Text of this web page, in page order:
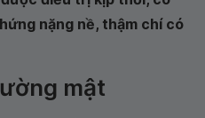
nặng nề, thậm chí có
mật